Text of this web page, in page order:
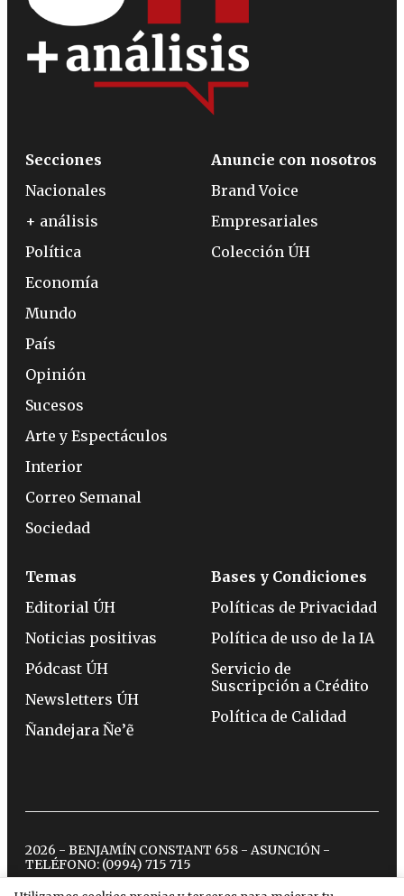
Secciones
Nacionales
+ análisis
Política
Economía
Mundo
País
Opinión
Sucesos
Arte y Espectáculos
Interior
Correo Semanal
Sociedad
Anuncie con nosotros
Brand Voice
Empresariales
Colección ÚH
Temas
Editorial ÚH
Noticias positivas
Pódcast ÚH
Newsletters ÚH
Ñandejara Ñe’ẽ
Bases y Condiciones
Políticas de Privacidad
Política de uso de la IA
Servicio de
Suscripción a Crédito
Política de Calidad
2026 - BENJAMÍN CONSTANT 658 - ASUNCIÓN -
TELÉFONO: (0994) 715 715